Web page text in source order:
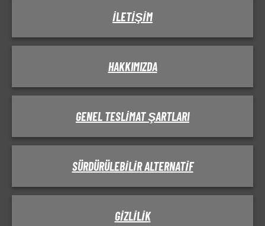
İLETIŞIM
HAKKIMIZDA
GENEL TESLIMAT ŞARTLARI
SÜRDÜRÜLEBILIR ALTERNATIF
GIZLILIK